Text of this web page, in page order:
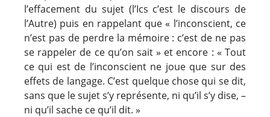
l’effacement du sujet (l’Ics c’est le discours de
l’Autre) puis en rappelant que « l’inconscient, ce
n’est pas de perdre la mémoire : c’est de ne pas
se rappeler de ce qu’on sait » et encore : « Tout
ce qui est de l’inconscient ne joue que sur des
effets de langage. C’est quelque chose qui se dit,
sans que le sujet s’y représente, ni qu’il s’y dise, –
ni qu’il sache ce qu’il dit. »